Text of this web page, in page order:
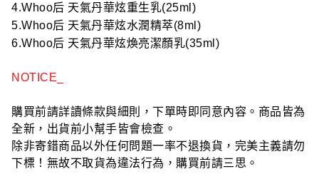
4.Whoo后 天氣丹華炫重生乳(25ml)
5.Whoo后 天氣丹華炫水潤精萃(8ml)
6.Whoo后 天氣丹華炫煥亮潔顏乳(35ml)
NOTICE_
購買前請詳讀條款與細則，下單時即同意內容。商品皆為
全新，出貨前小幫手皆會檢查。
除非寄錯商品以外任何問題一率不退換貨，完美主義請勿
下標！無故不取貨為違法行為，購買前請三思。